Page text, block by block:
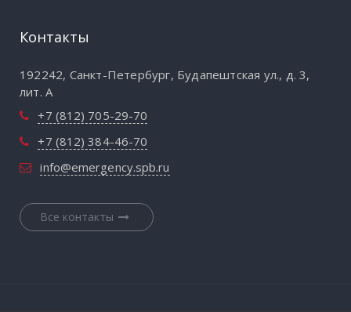
Контакты
192242, Санкт-Петербург, Будапештская ул., д. 3,
лит. А
+7 (812) 705-29-70
+7 (812) 384-46-70
info@emergency.spb.ru
Все контакты